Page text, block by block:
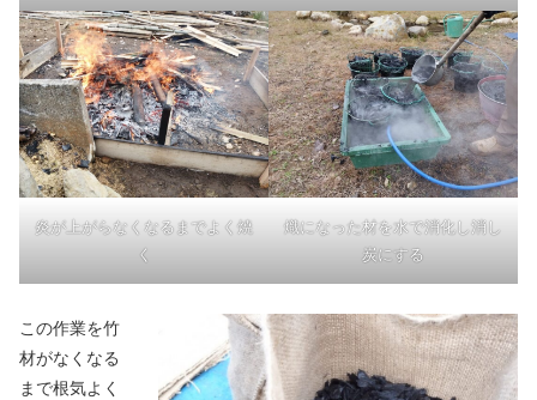
炎が上がらなくなるまでよく焼
く
熾になった材を水で消化し消し
炭にする
この作業を竹
材がなくなる
まで根気よく